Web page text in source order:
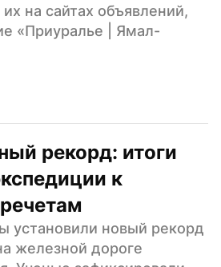
на сайтах объявлений,
«Приуралье | Ямал-
рекорд: итоги
к
установили новый рекорд
железной дороге